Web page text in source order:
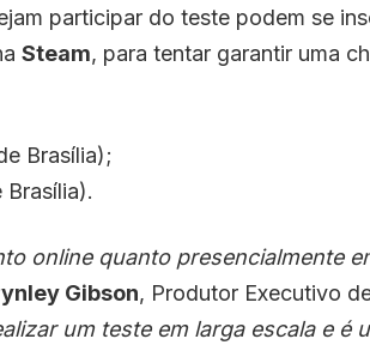
participar do teste podem se
Steam, para tentar garantir uma
Brasília);
Brasília).
online quanto presencialmente
Gibson, Produtor Executivo
um teste em larga escala e é